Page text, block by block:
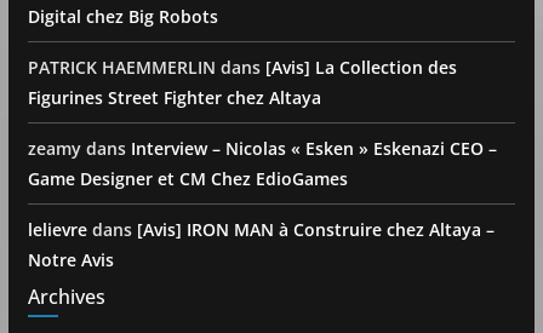
Digital chez Big Robots
PATRICK HAEMMERLIN dans [Avis] La Collection des
Figurines Street Fighter chez Altaya
zeamydans Interview – Nicolas « Esken » Eskenazi CEO –
Game Designer et CM Chez EdioGames
lelievredans [Avis] IRON MAN à Construire chez Altaya –
Notre Avis
Archives